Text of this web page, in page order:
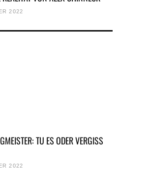
2022
TU ES ODER VERGISS
2022